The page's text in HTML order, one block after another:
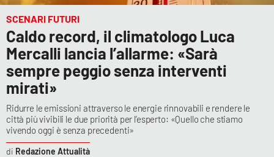
SCENARI FUTURI
Caldo record, il climatologo Luca
Mercalli lancia l’allarme: «Sarà
sempre peggio senza interventi
mirati»
Ridurre le emissioni attraverso le energie rinnovabili e rendere le
città più vivibili le due priorità per l’esperto: «Quello che stiamo
vivendo oggi è senza precedenti»
Redazione Attualità